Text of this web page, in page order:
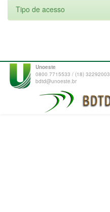
Tipo de acesso
Unoeste
0800 7715533 / (18) 32292003
bdtd@unoeste.br